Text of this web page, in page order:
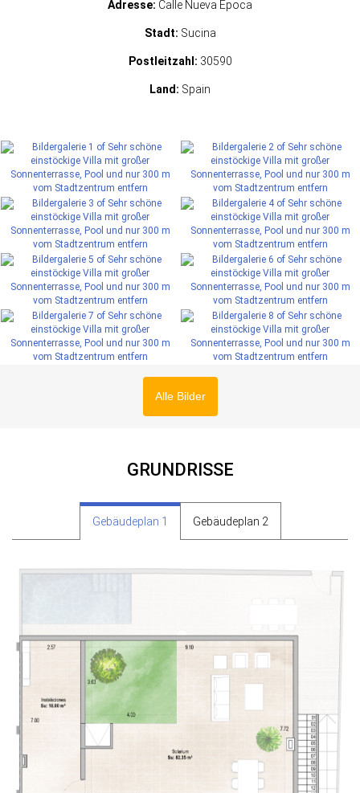
Adresse: Calle Nueva Época
Stadt: Sucina
Postleitzahl: 30590
Land: Spain
Alle Bilder
GRUNDRISSE
Gebäudeplan 1 Gebäudeplan 2